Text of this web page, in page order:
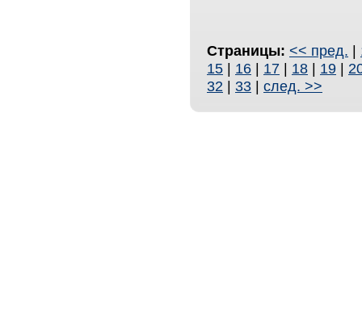
Страницы: << пред. |
15 | 16 | 17 | 18 | 19 |
32 | 33 | след. >>